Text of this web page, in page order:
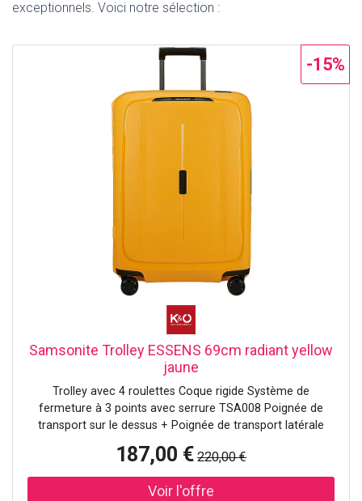
exceptionnels. Voici notre sélection :
Samsonite Trolley ESSENS 69cm radiant yellow
jaune
Trolley avec 4 roulettes Coque rigide Système de
fermeture à 3 points avec serrure TSA008 Poignée de
transport sur le dessus + Poignée de transport latérale
amortissante et antibruit Étiquette d'identification intégrée
Logo sur le devant Poignée inférieure pour une prise en
main facile Joint qui réduit la pénétration de l'eau
187,00 € 220,00 €
-15%